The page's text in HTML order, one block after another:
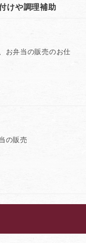
けや調理補助
お弁当の販売のお仕
修中のシフト相談可
の販売